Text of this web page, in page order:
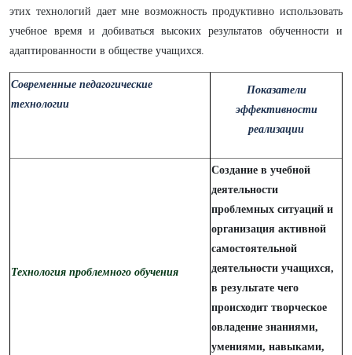
этих технологий дает мне возможность продуктивно использовать
учебное время и добиваться высоких результатов обученности и
адаптированности в обществе учащихся.
Современные педагогические
технологии
Показатели
эффективности
реализации
Технология проблемного обучения
Создание в учебной
деятельности
проблемных ситуаций и
организация активной
самостоятельной
деятельности учащихся,
в результате чего
происходит творческое
овладение знаниями,
умениями, навыками,